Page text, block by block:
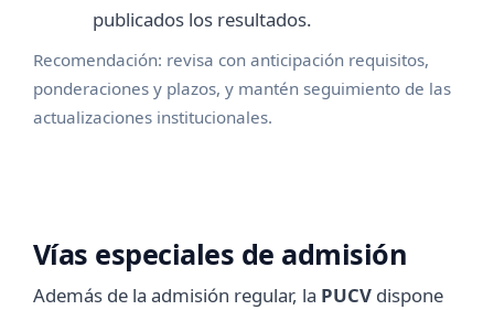
publicados los resultados.
Recomendación: revisa con anticipación requisitos,
ponderaciones y plazos, y mantén seguimiento de las
actualizaciones institucionales.
Vías especiales de admisión
Además de la admisión regular, la PUCV dispone